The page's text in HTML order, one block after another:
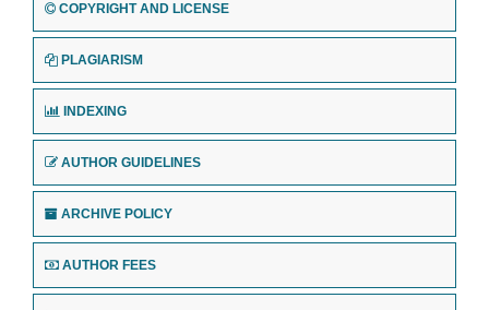
COPYRIGHT AND LICENSE
PLAGIARISM
INDEXING
AUTHOR GUIDELINES
ARCHIVE POLICY
AUTHOR FEES